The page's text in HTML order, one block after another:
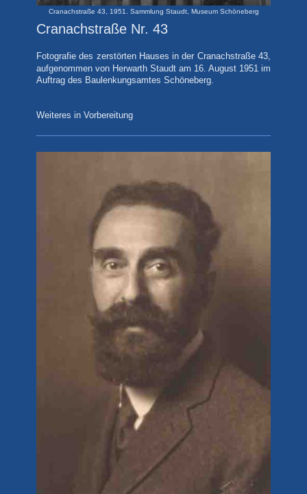
Cranachstraße 43, 1951. Sammlung Staudt, Museum Schöneberg
Cranachstraße Nr. 43
Fotografie des zerstörten Hauses in der Cranachstraße 43,
aufgenommen von Herwarth Staudt am 16. August 1951 im
Auftrag des Baulenkungsamtes Schöneberg.
Weiteres in Vorbereitung